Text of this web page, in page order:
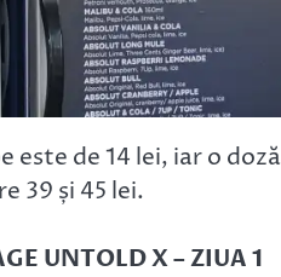
este de 14 lei, iar o
39 și 45 lei.
UNTOLD X – ZIUA 1